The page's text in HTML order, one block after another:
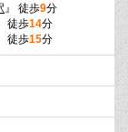
』 徒歩9分
徒歩14分
徒歩15分